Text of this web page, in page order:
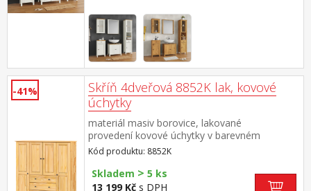
umývadlo (š/h/v) 60 × 35 × 67 cm rozměr
zrcadla (š/h/v) 67 × 12 × 78 cm
-41%
Skříň 4dveřová 8852K lak, kovové
úchytky
materiál masiv borovice, lakované
provedení kovové úchytky v barevném
provedení černěná mosaz čtyři široké zásuvky
s kovovými pojezdy v levé části dvě šatní tyče,
ve střední části 1 police a v pravé části 3
police doporučený nástavec 8853K
Kód produktu: 8852K
Skladem > 5 ks
13 199 Kč s DPH